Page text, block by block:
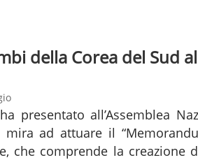
della Corea del Sud
all’Assemblea
ad attuare il
che comprende la creazione